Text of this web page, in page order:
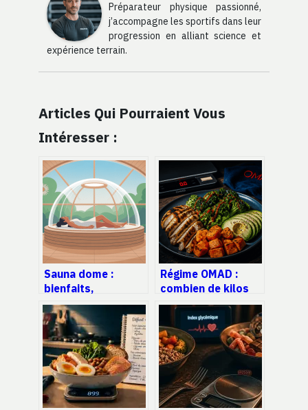
Préparateur physique passionné,
j’accompagne les sportifs dans leur
progression en alliant science et
expérience terrain.
Articles Qui Pourraient Vous
Intéresser :
Sauna dome :
bienfaits,
fonctionnement et
conseils pour bien
choisir
Régime OMAD :
combien de kilos
perdre réellement
et quels sont les
risques
métaboliques ?